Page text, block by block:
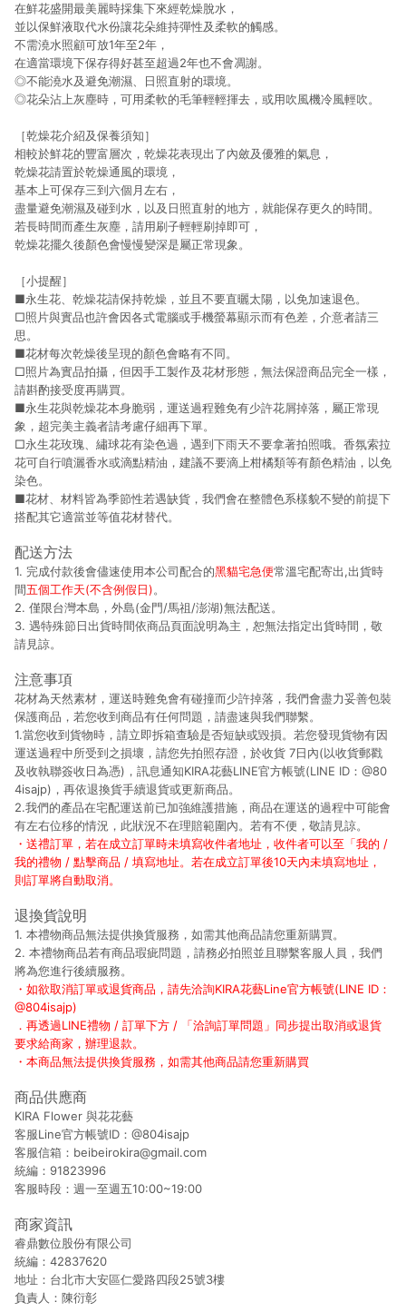
在鮮花盛開最美麗時採集下來經乾燥脫水，
並以保鮮液取代水份讓花朵維持彈性及柔軟的觸感。
不需澆水照顧可放1年至2年，
在適當環境下保存得好甚至超過2年也不會凋謝。
◎不能澆水及避免潮濕、日照直射的環境。
◎花朵沾上灰塵時，可用柔軟的毛筆輕輕揮去，或用吹風機冷風輕吹。
［乾燥花介紹及保養須知］
相較於鮮花的豐富層次，乾燥花表現出了內斂及優雅的氣息，
乾燥花請置於乾燥通風的環境，
基本上可保存三到六個月左右，
盡量避免潮濕及碰到水，以及日照直射的地方，就能保存更久的時間。
若長時間而產生灰塵，請用刷子輕輕刷掉即可，
乾燥花擺久後顏色會慢慢變深是屬正常現象。
［小提醒］
■永生花、乾燥花請保持乾燥，並且不要直曬太陽，以免加速退色。
□照片與實品也許會因各式電腦或手機螢幕顯示而有色差，介意者請三
思。
■花材每次乾燥後呈現的顏色會略有不同。
□照片為實品拍攝，但因手工製作及花材形態，無法保證商品完全一樣，
請斟酌接受度再購買。
■永生花與乾燥花本身脆弱，運送過程難免有少許花屑掉落，屬正常現
象，超完美主義者請考慮仔細再下單。
□永生花玫瑰、繡球花有染色過，遇到下雨天不要拿著拍照哦。香氛索拉
花可自行噴灑香水或滴點精油，建議不要滴上柑橘類等有顏色精油，以免
染色。
■花材、材料皆為季節性若遇缺貨，我們會在整體色系樣貌不變的前提下
搭配其它適當並等值花材替代。
配送方法
1. 完成付款後會儘速使用本公司配合的黑貓宅急便常溫宅配寄出,出貨時
間五個工作天(不含例假日)。
2. 僅限台灣本島，外島(金門/馬祖/澎湖)無法配送。
3. 遇特殊節日出貨時間依商品頁面說明為主，恕無法指定出貨時間，敬
請見諒。
注意事項
花材為天然素材，運送時難免會有碰撞而少許掉落，我們會盡力妥善包裝
保護商品，若您收到商品有任何問題，請盡速與我們聯繫。
1.當您收到貨物時，請立即拆箱查驗是否短缺或毀損。若您發現貨物有因
運送過程中所受到之損壞，請您先拍照存證，於收貨 7日內(以收貨郵戳
及收執聯簽收日為憑)，訊息通知KIRA花藝LINE官方帳號(LINE ID：@80
4isajp)，再依退換貨手續退貨或更新商品。
2.我們的產品在宅配運送前已加強維護措施，商品在運送的過程中可能會
有左右位移的情況，此狀況不在理賠範圍內。若有不便，敬請見諒。
・送禮訂單，若在成立訂單時未填寫收件者地址，收件者可以至「我的 /
我的禮物 / 點擊商品 / 填寫地址。若在成立訂單後10天內未填寫地址，
則訂單將自動取消。
退換貨說明
1. 本禮物商品無法提供換貨服務，如需其他商品請您重新購買。
2. 本禮物商品若有商品瑕疵問題，請務必拍照並且聯繫客服人員，我們
將為您進行後續服務。
・如欲取消訂單或退貨商品，請先洽詢KIRA花藝Line官方帳號(LINE ID：
@804isajp)
．再透過LINE禮物 / 訂單下方 / 「洽詢訂單問題」同步提出取消或退貨
要求給商家，辦理退款。
・本商品無法提供換貨服務，如需其他商品請您重新購買
商品供應商
KIRA Flower 與花花藝
客服Line官方帳號ID：@804isajp
客服信箱：beibeirokira@gmail.com
統編：91823996
客服時段：週一至週五10:00~19:00
商家資訊
睿鼎數位股份有限公司
統編：42837620
地址：台北市大安區仁愛路四段25號3樓
負責人：陳衍彰